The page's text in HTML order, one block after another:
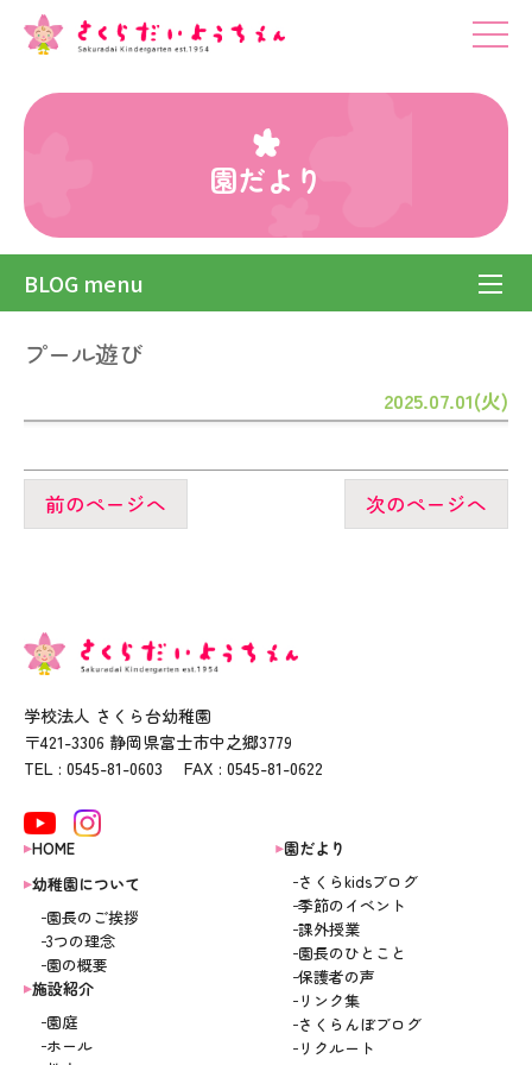
園だより
BLOG menu
プール遊び
2025.07.01(火)
前のページへ 次のページへ
学校法人 さくら台幼稚園
〒421-3306 静岡県富士市中之郷3779
TEL : 0545-81-0603 FAX : 0545-81-0622
HOME
幼稚園について
園長のご挨拶
3つの理念
園の概要
施設紹介
園庭
ホール
園だより
さくらkidsブログ
季節のイベント
課外授業
園長のひとこと
保護者の声
リンク集
さくらんぼブログ
リクルート